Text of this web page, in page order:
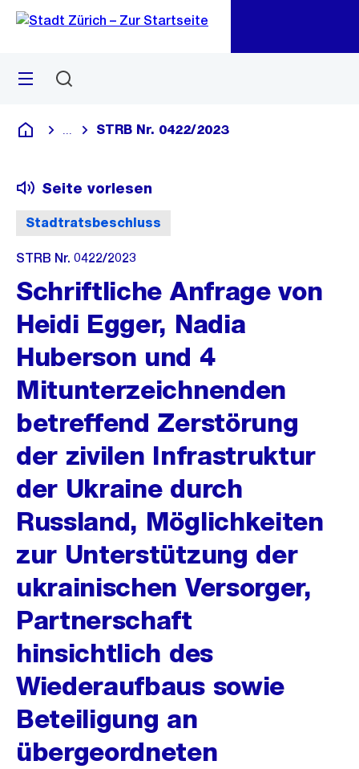
Navigation
Sprunglink
Menü
Deutsch
Blende alle Breadcrumbs ein
STRB Nr. 0422/2023
Stadtratsbeschluss
Seite vorlesen
STRB Nr. 0422/2023
Schriftliche Anfrage von
Heidi Egger, Nadia
Huberson und 4
Mitunterzeichnenden
betreffend Zerstörung
der zivilen Infrastruktur
der Ukraine durch
Russland, Möglichkeiten
zur Unterstützung der
ukrainischen Versorger,
Partnerschaft
hinsichtlich des
Wiederaufbaus sowie
Beteiligung an
übergeordneten